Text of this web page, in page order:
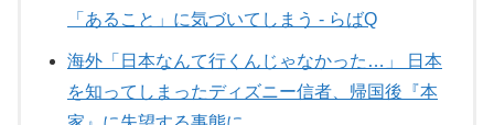
「あること」に気づいてしまう - らばQ
海外「日本なんて行くんじゃなかった…」 日本
を知ってしまったディズニー信者、帰国後『本